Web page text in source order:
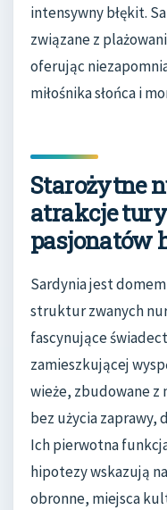
intensywny błękit.
związane z
oferując
miłośnika słońca i
Starożytne
atrakcje
pasjonatów
Sardynia jest
struktur zwanych
fascynujące
zamieszkującej
wieże, zbudowane z
bez użycia zaprawy,
Ich pierwotna
hipotezy wskazują
obronne, miejsca